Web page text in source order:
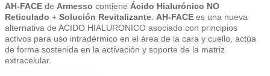
AH-FACE de Armesso contiene Ácido Hialurónico NO
Reticulado + Solución Revitalizante AH-FACE es una nueva
alternativa de ACIDO HIALURONICO asociado con principios
activos para uso intradérmico en el área de la cara y cuello, actúa
de forma sostenida en la activación y soporte de la matriz
extracelular.